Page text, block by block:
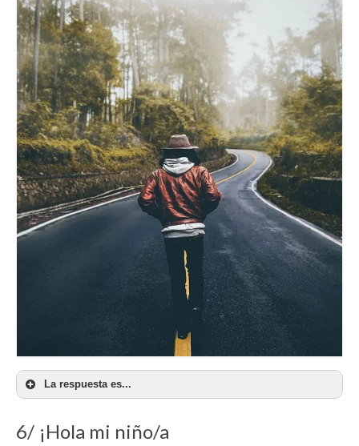
La respuesta es...
b) Apresurarse, meter prisa. Expresión chilena.
¡Gracias Chile!
6/ ¡Hola mi niño/a